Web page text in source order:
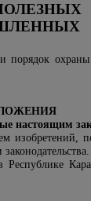
порядок
настоящим
изобретений,